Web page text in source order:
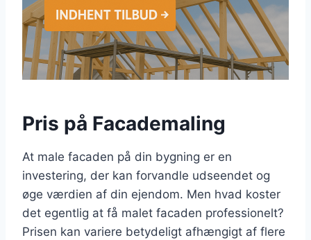
Pris på Facademaling
At male facaden på din bygning er en
investering, der kan forvandle udseendet og
øge værdien af din ejendom. Men hvad koster
det egentlig at få malet facaden professionelt?
Prisen kan variere betydeligt afhængigt af flere